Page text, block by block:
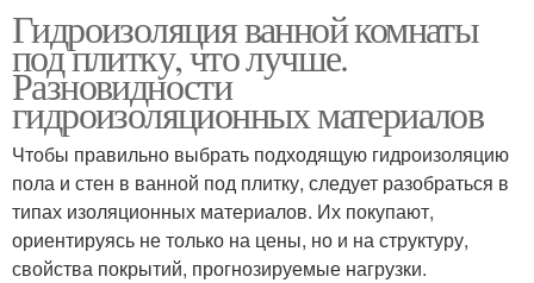
Гидроизоляция ванной комнаты
под плитку, что лучше.
Разновидности
гидроизоляционных материалов
Чтобы правильно выбрать подходящую гидроизоляцию
пола и стен в ванной под плитку, следует разобраться в
типах изоляционных материалов. Их покупают,
ориентируясь не только на цены, но и на структуру,
свойства покрытий, прогнозируемые нагрузки.